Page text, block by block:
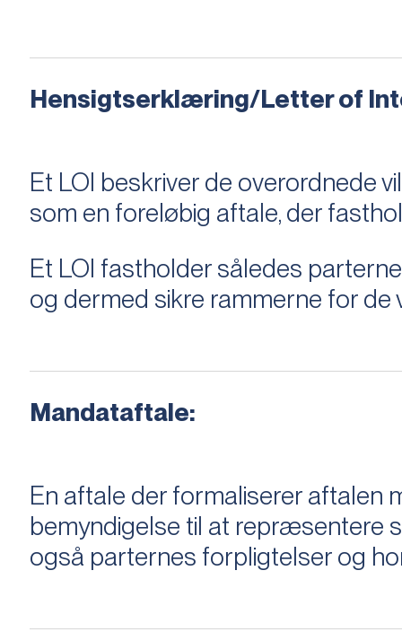
Hensigtserklæring/Letter of
Et LOI beskriver de overordnede
som en foreløbig aftale, der
Et LOI fastholder således
og dermed sikre rammerne for de
Mandataftale:
En aftale der formaliserer
bemyndigelse til at repræsentere
også parternes forpligtelser og